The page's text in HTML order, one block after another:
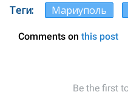
Теги Мариуполь